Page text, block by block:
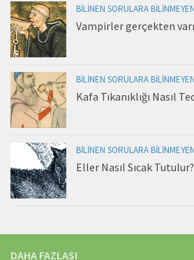
BILINEN SORULARA
Vampirler gerçekten
BILINEN SORULARA
Kafa Tıkanıklığı Nasıl
BILINEN SORULARA
Eller Nasıl Sıcak
DAHA FAZLASI